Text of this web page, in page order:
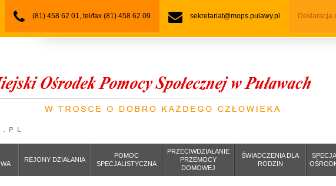
(81) 458 62 01, tel/fax (81) 458 62 09 sekretariat@mops.pulawy.pl Deklaracja
REJONY DZIAŁANIA
POMOC
SPECJALISTYCZNA
PRZECIWDZIAŁANIE
PRZEMOCY
DOMOWEJ
ŚWIADCZENIA DLA
RODZIN